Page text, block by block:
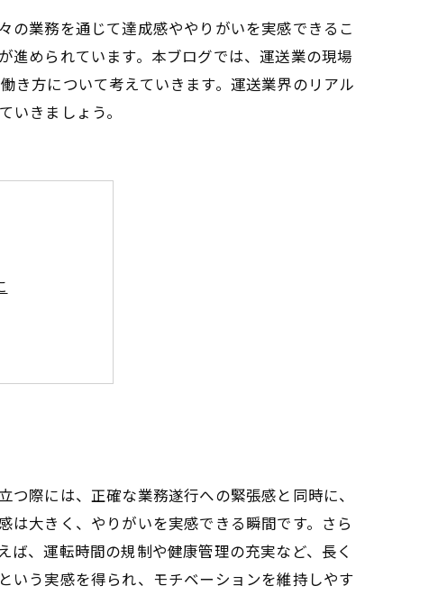
の業務を通じて達成感ややりがいを実感できるこ
進められています。本ブログでは、運送業の現場
き方について考えていきます。運送業界のリアル
きましょう。
プへ
した働き方
組み
際には、正確な業務遂行への緊張感と同時に、
大きく、やりがいを実感できる瞬間です。さら
、運転時間の規制や健康管理の充実など、長く
いう実感を得られ、モチベーションを維持しやす